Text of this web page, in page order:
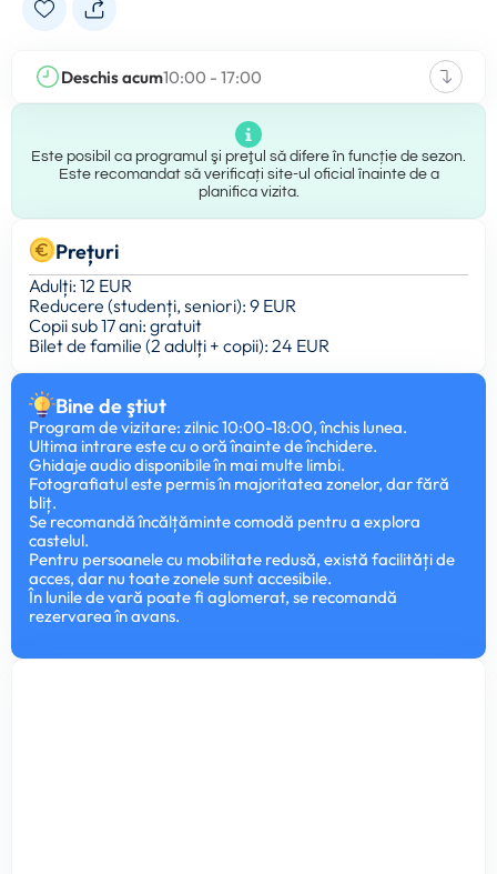
Deschis acum10:00 - 17:00
Este posibil ca programul şi preţul să difere în funcție de sezon.
Este recomandat să verificați site-ul oficial înainte de a
planifica vizita.
Prețuri
Adulți: 12 EUR
Reducere (studenți, seniori): 9 EUR
Copii sub 17 ani: gratuit
Bilet de familie (2 adulți + copii): 24 EUR
Bine de ştiut
Program de vizitare: zilnic 10:00-18:00, închis lunea.
Ultima intrare este cu o oră înainte de închidere.
Ghidaje audio disponibile în mai multe limbi.
Fotografiatul este permis în majoritatea zonelor, dar fără
bliț.
Se recomandă încălțăminte comodă pentru a explora
castelul.
Pentru persoanele cu mobilitate redusă, există facilități de
acces, dar nu toate zonele sunt accesibile.
În lunile de vară poate fi aglomerat, se recomandă
rezervarea în avans.